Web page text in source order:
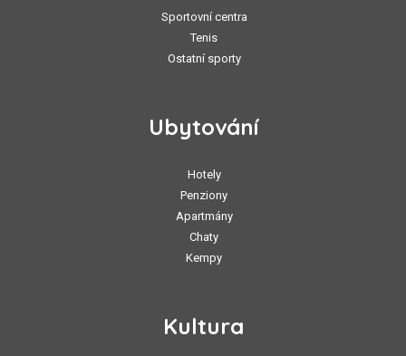
Sportovní centra
Tenis
Ostatní sporty
Ubytování
Hotely
Penziony
Apartmány
Chaty
Kempy
Kultura